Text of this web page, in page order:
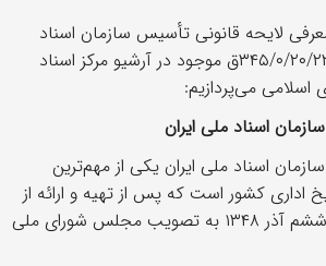
لایحه قانونی تأسیس سازمان اسناد
ملی با شماره بازیابی ۳۴۵/۰/۲۰/۲۲ق موجود در آرشیو مرکز اسناد
می‌پردازیم:
اسناد ملی ایران
اسناد ملی ایران یکی از مهم‌ترین
اداری کشور است که پس از تهیه و ارائه از
سوی دولت، در تاریخ ششم آذر ۱۳۴۸ به تصویب مجلس شورای ملی